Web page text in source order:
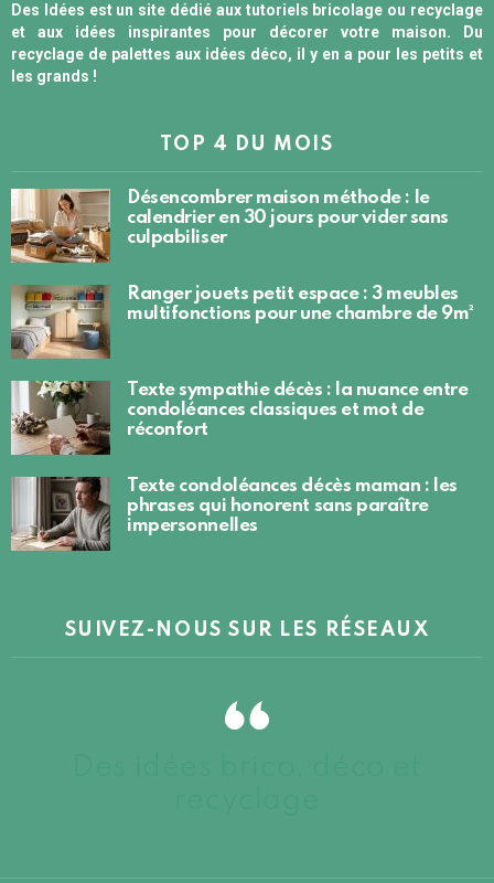
Des Idées est un site dédié aux tutoriels bricolage ou recyclage
et aux idées inspirantes pour décorer votre maison. Du
recyclage de palettes aux idées déco, il y en a pour les petits et
les grands !
TOP 4 DU MOIS
Désencombrer maison méthode : le
calendrier en 30 jours pour vider sans
culpabiliser
Ranger jouets petit espace : 3 meubles
multifonctions pour une chambre de 9m²
Texte sympathie décès : la nuance entre
condoléances classiques et mot de
réconfort
Texte condoléances décès maman : les
phrases qui honorent sans paraître
impersonnelles
SUIVEZ-NOUS SUR LES RÉSEAUX